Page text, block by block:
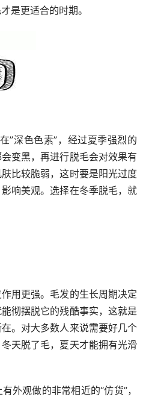
是更适合的时期。
”深色色素”，经过夏季强烈的
变黑，再进行脱毛会对效果有
比较脆弱，这时要是阳光过度
响美观。选择在冬季脱毛，就
用更强。毛发的生长周期决定
彻摆脱它的残酷事实，这就是
。对大多数人来说需要好几个
天脱了毛，夏天才能拥有光滑
外观做的非常相近的“仿货”，